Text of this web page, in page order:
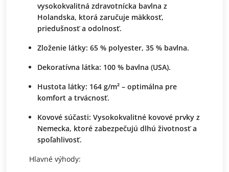
vysokokvalitná zdravotnícka bavlna z
Holandska, ktorá zaručuje mäkkosť,
priedušnosť a odolnosť.
Zloženie látky: 65 % polyester, 35 % bavlna.
Dekoratívna látka: 100 % bavlna (USA).
Hustota látky: 164 g/m² – optimálna pre
komfort a trvácnosť.
Kovové súčasti: Vysokokvalitné kovové prvky z
Nemecka, ktoré zabezpečujú dlhú životnosť a
spoľahlivosť.
Hlavné výhody: